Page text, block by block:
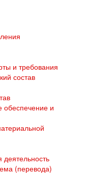
и требования
состав
обеспечение и
деятельность
(перевода)